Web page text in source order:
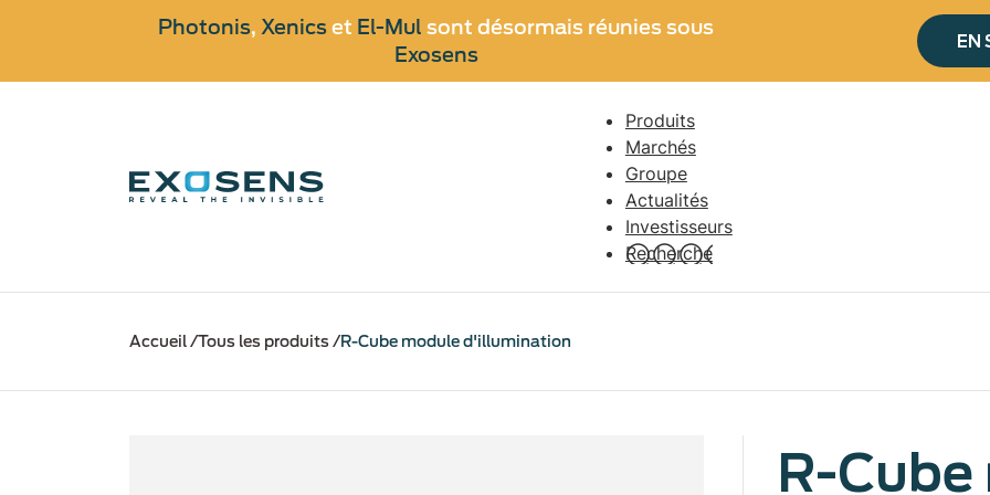
principal
Photonis, Xenicset El-Mul sont désormais réunies sous
Exosens
EN
Navigation
principale
Produits
Marchés
Groupe
Actualités
Investisseurs
Recherche
Accueil Tous les produits R-Cube module d'illumination
R-